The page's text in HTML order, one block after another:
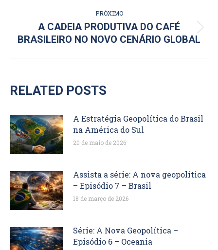
PRÓXIMO
Próximo
post:
A CADEIA PRODUTIVA DO CAFÉ
BRASILEIRO NO NOVO CENÁRIO GLOBAL
RELATED POSTS
A Estratégia Geopolítica do Brasil
na América do Sul
20 de maio de 2026
Assista a série: A nova geopolítica
– Episódio 7 – Brasil
18 de março de 2026
Série: A Nova Geopolítica –
Episódio 6 – Oceania